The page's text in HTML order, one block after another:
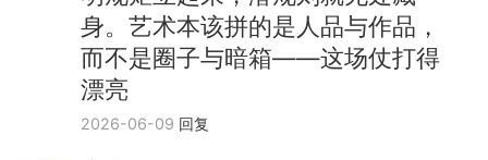
身。艺术本该拼的是人品与作品，
而不是圈子与暗箱——这场仗打得
漂亮
2026-06-09 回复